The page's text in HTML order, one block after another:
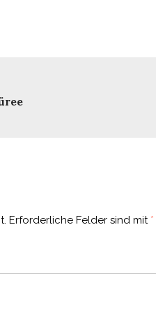
Erforderliche Felder sind mit *